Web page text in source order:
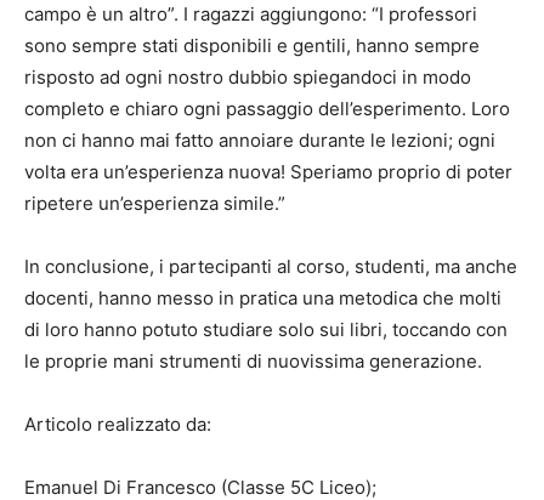
campo è un altro”. I ragazzi aggiungono: “I professori
sono sempre stati disponibili e gentili, hanno sempre
risposto ad ogni nostro dubbio spiegandoci in modo
completo e chiaro ogni passaggio dell’esperimento. Loro
non ci hanno mai fatto annoiare durante le lezioni; ogni
volta era un’esperienza nuova! Speriamo proprio di poter
ripetere un’esperienza simile.”
In conclusione, i partecipanti al corso, studenti, ma anche
docenti, hanno messo in pratica una metodica che molti
di loro hanno potuto studiare solo sui libri, toccando con
le proprie mani strumenti di nuovissima generazione.
Articolo realizzato da:
Emanuel Di Francesco (Classe 5C Liceo);